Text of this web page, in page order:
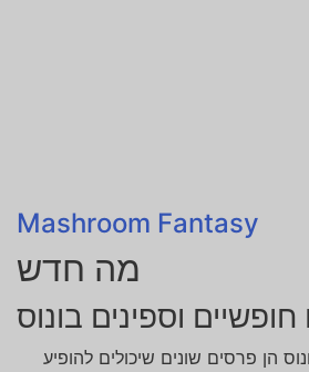
Mashroom Fantasy
מה חדש
חופשיים וספינים בונוס
הן פרסים שונים שיכולים להופיע